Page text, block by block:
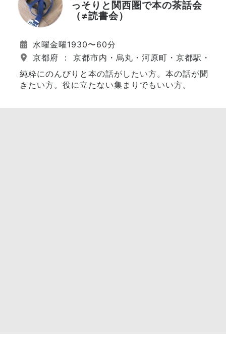
っそりと関西圏で本の茶話会
（≠読書会）
水曜金曜1930〜60分
京都府 ： 京都市内・烏丸・河原町・京都駅・伏
純粋にのんびりと本の話がしたい方。本の話が聞
きたい方。役に立たない集まりでもいい方。